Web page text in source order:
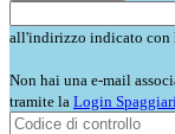
all'indirizzo indicato con
Non hai una e-mail
tramite la Login